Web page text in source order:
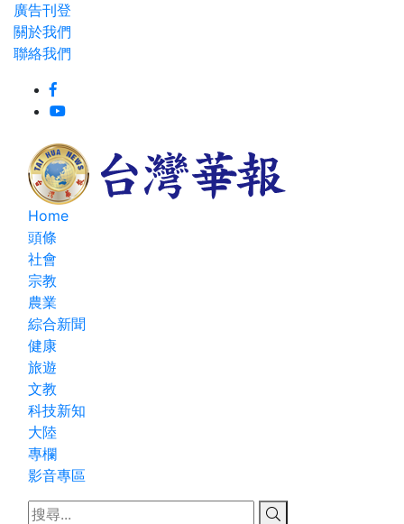
廣告刊登
關於我們
聯絡我們
Home
頭條
社會
宗教
農業
綜合新聞
健康
旅遊
文教
科技新知
大陸
專欄
影音專區